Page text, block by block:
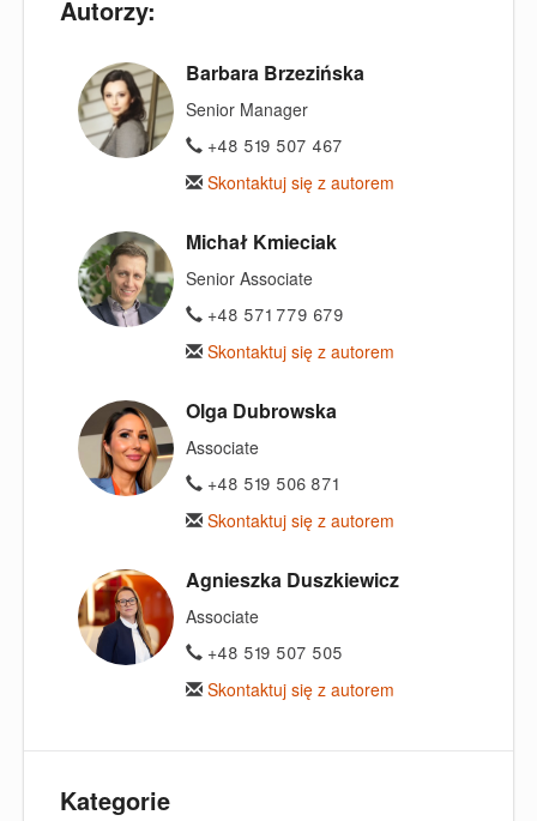
Autorzy:
Barbara Brzezińska
Senior Manager
+48 519 507 467
Skontaktuj się z autorem
Michał Kmieciak
Senior Associate
+48 571 779 679
Skontaktuj się z autorem
Olga Dubrowska
Associate
+48 519 506 871
Skontaktuj się z autorem
Agnieszka Duszkiewicz
Associate
+48 519 507 505
Skontaktuj się z autorem
Kategorie